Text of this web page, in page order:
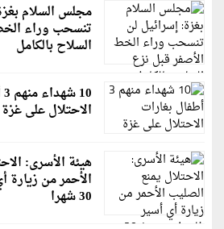
مجلس السلام
تنسحب وراء
السلاح بالكامل
الاحتلال على غزة
هيئة الأسرى:
الأحمر من
30 شهرا